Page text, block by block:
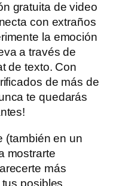
gratuita de video
con extraños
la emoción
a través de
de texto. Con
de más de
te quedarás
(también en un
mostrarte
más
posibles